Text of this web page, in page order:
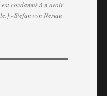
condamné à n'avoir
- Stefan von Nemau